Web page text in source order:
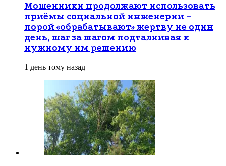
Мошенники продолжают использовать
приёмы социальной инженерии –
порой «обрабатывают» жертву не один
день, шаг за шагом подталкивая к
нужному им решению
1 день тому назад